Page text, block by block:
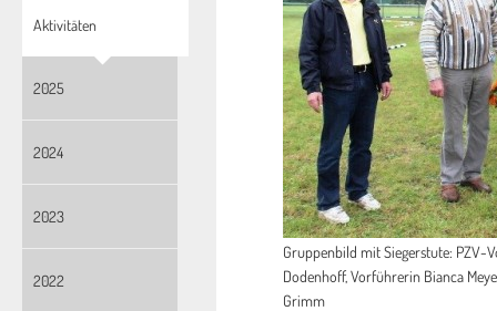
Aktivitäten
2025
2024
2023
2022
Gruppenbild mit Siegerstute: PZV-
Dodenhoff, Vorführerin Bianca
Grimm